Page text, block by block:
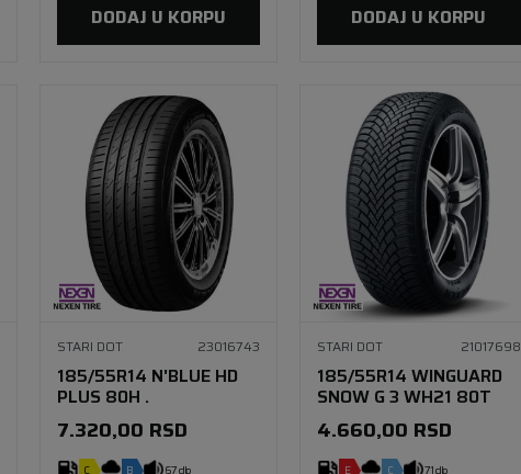
DODAJ U KORPU DODAJ U KORPU
STARI DOT 23016743
185/55R14 N'BLUE HD
PLUS 80H .
7.320,00 RSD
C B 67 db
STARI DOT 21017698
185/55R14 WINGUARD
SNOW G 3 WH21 80T
4.660,00 RSD
E C 71 db